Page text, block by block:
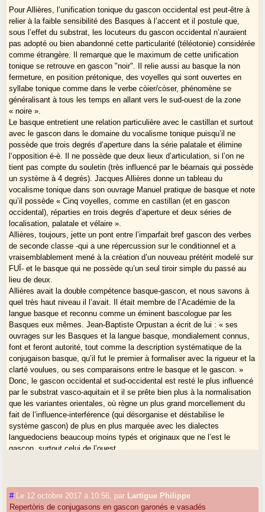
Pour Allières, l’unification tonique du gascon occidental est peut-être à
relier à la faible sensibilité des Basques à l’accent et il postule que,
sous l’effet du substrat, les locuteurs du gascon occidental n’auraient
pas adopté ou bien abandonné cette particularité (téléotonie) considérée
comme étrangère. Il remarque que le maximum de cette unification
tonique se retrouve en gascon "noir". Il relie aussi au basque la non
fermeture, en position prétonique, des voyelles qui sont ouvertes en
syllabe tonique comme dans le verbe còier/còser, phénomène se
généralisant à tous les temps en allant vers le sud-ouest de la zone
« noire ».
Le basque entretient une relation particulière avec le castillan et surtout
avec le gascon dans le domaine du vocalisme tonique puisqu’il ne
possède que trois degrés d’aperture dans la série palatale et élimine
l’opposition é-è. Il ne possède que deux lieux d’articulation, si l’on ne
tient pas compte du souletin (très influencé par le béarnais qui possède
un système à 4 degrés). Jacques Allières donne un tableau du
vocalisme tonique dans son ouvrage Manuel pratique de basque et note
qu’il possède « Cinq voyelles, comme en castillan (et en gascon
occidental), réparties en trois degrés d’aperture et deux séries de
localisation, palatale et vélaire ».
Allières, toujours, jette un pont entre l’imparfait bref gascon des verbes
de seconde classe -qui a une répercussion sur le conditionnel et a
vraisemblablement mené à la création d’un nouveau prétérit modelé sur
FUĪ- et le basque qui ne possède qu’un seul tiroir simple du passé au
lieu de deux.
Allières avait la double compétence basque-gascon, et nous savons à
quel très haut niveau il l’avait. Il était membre de l’Académie de la
langue basque et reconnu comme un éminent bascologue par les
Basques eux mêmes. Jean-Baptiste Orpustan a écrit de lui : « ses
ouvrages sur les Basques et la langue basque, mondialement connus,
font et feront autorité, tout comme la description systématique de la
conjugaison basque, qu’il fut le premier à formaliser avec la rigueur et la
clarté voulues, ou ses comparaisons entre le basque et le gascon. »
Donc, le gascon occidental et sud-occidental est resté le plus influencé
par le substrat vasco-aquitain et il se prête bien plus à la normalisation
que les variantes orientales, où règne un plus grand morcellement du
fait de l’influence-interférence (qui désorganise et déstabilise le
système gascon) de plus en plus marquée avec les dialectes
languedociens beaucoup moins typés et originaux que ne l’est le
gascon, surtout celui de l’ouest.
# Le 12 octobre 2017 à 10:56 par Lartigue Philippe
Repertòris de conjugasons en gascon garonés e vasadés